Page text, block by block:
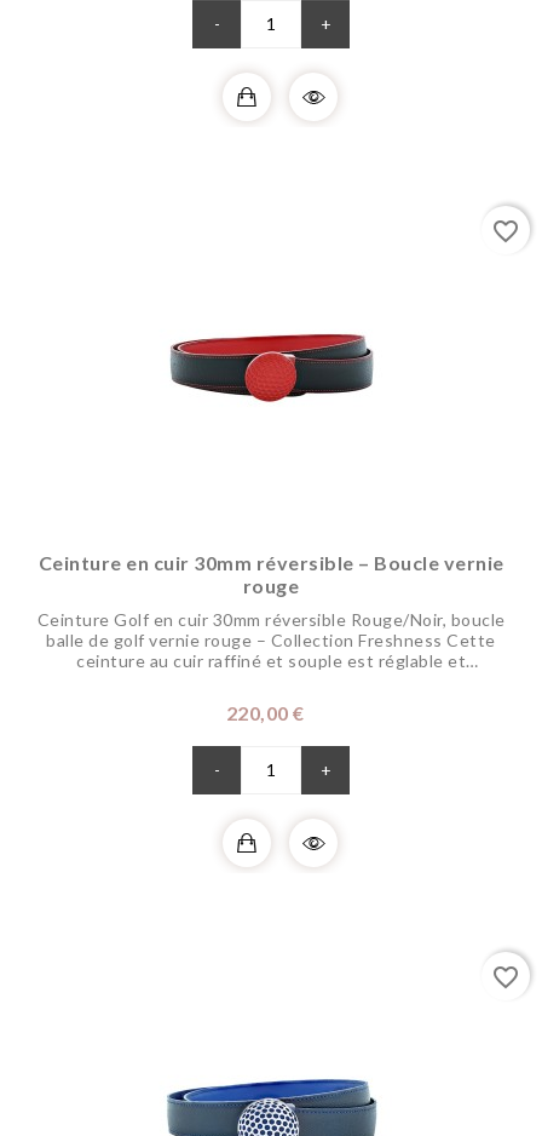
- +
Ceinture en cuir 30mm réversible – Boucle vernie
rouge
Ceinture Golf en cuir 30mm réversible Rouge/Noir, boucle
balle de golf vernie rouge – Collection Freshness Cette
ceinture au cuir raffiné et souple est réglable et
vos tenues, représente votre passion pour le golf. Elle
s’associe parfaitement à...
220,00 €
- +
favorite_border
favorite_border